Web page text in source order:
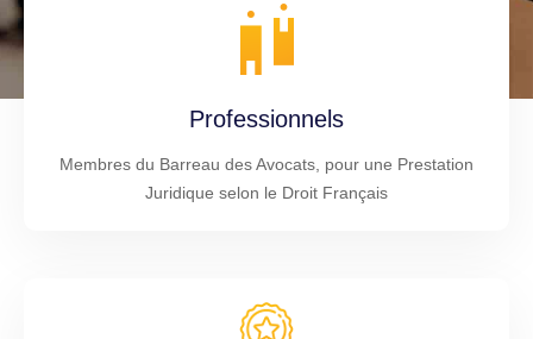
Professionnels
Membres du Barreau des Avocats, pour une Prestation
Juridique selon le Droit Français